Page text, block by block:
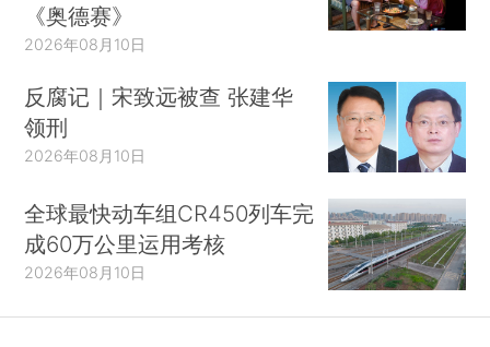
《奥德赛》
2026年08月10日
反腐记｜宋致远被查 张建华
领刑
2026年08月10日
全球最快动车组CR450列车完
成60万公里运用考核
2026年08月10日